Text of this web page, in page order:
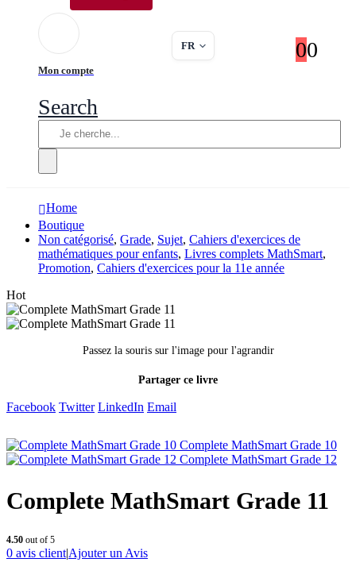
Mon compte
FR 00
Search
Home
Boutique
Non catégorisé, Grade, Sujet, Cahiers d'exercices de
mathématiques pour enfants, Livres complets MathSmart,
Promotion, Cahiers d'exercices pour la 11e année
Hot
Passez la souris sur l'image pour l'agrandir
Partager ce livre
Facebook Twitter LinkedIn Email
Complete MathSmart Grade 10
Complete MathSmart Grade 12
Complete MathSmart Grade 11
4.50 out of 5
0 avis client|Ajouter un Avis